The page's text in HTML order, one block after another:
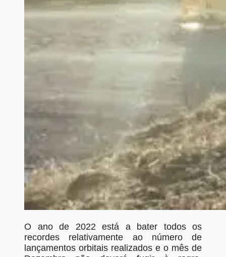
O ano de 2022 está a bater todos os
recordes relativamente ao número de
lançamentos orbitais realizados e o mês de